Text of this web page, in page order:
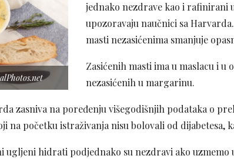
jednako nezdrave kao i rafinirani
upozoravaju naučnici sa
masti nezasićenima smanjuje
Zasićenih masti ima u maslacu i
nezasićenih u margarinu.
zasniva na poređenju višegodišnjih podataka o
na početku istraživanja nisu bolovali od dijabetesa,
ugljeni hidrati podjednako su nezdravi ako uzmemo